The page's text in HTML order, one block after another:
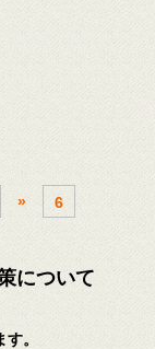
» 6
について
。